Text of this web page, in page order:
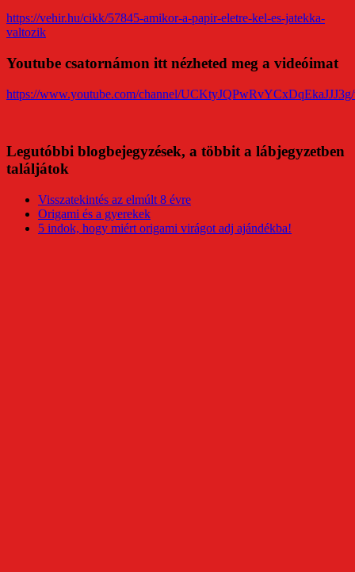
https://vehir.hu/cikk/57845-amikor-a-papir-eletre-kel-es-jatekka-
valtozik
Youtube csatornámon itt nézheted meg a videóimat
https://www.youtube.com/channel/
Legutóbbi blogbejegyzések, a többit a lábjegyzetben
találjátok
Visszatekintés az elmúlt 8 évre
Origami és a gyerekek
5 indok, hogy miért origami virágot adj ajándékba!